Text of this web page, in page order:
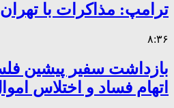
ترامپ: مذاکرات با
۸:۳۶
بازداشت سفیر پیشین
اتهام فساد و اختلاس